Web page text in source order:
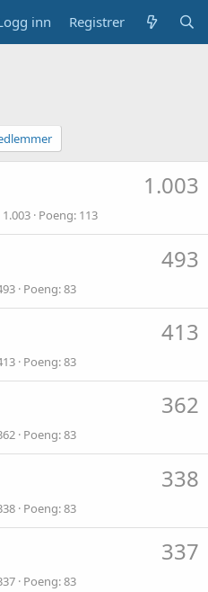
inn Registrer
1.003
1.003 Poeng 113
493
Poeng 83
413
Poeng 83
362
Poeng 83
338
Poeng 83
337
Poeng 83